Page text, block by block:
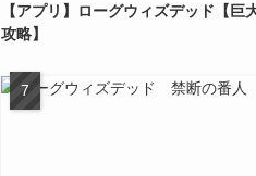
【アプリ】ローグウィズデッド【巨
攻略】